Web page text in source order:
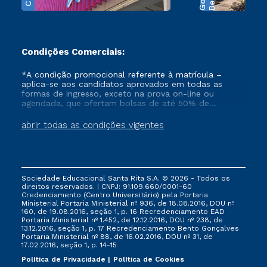
Condições Comerciais:
abrir todas as condições vigentes
*A condição promocional referente à matrícula –
aplica-se aos candidatos aprovados em todas as
formas de ingresso, exceto na prova on-line ou
agendada, que ofertam bolsas de até 50% de
que ainda não tenham efetivado e/ou não tenham
cancelado ou trancado sua matrícula em uma das
FIES, Prouni e outros programas governamentais, e
não se acumula com nenhuma outra campanha
ofertada pela Instituição.
Sociedade Educacional Santa Rita S.A. © 2026 - Todos os
direitos reservados. | CNPJ: 91.109.660/0001-60
Credenciamento (Centro Universitário) pela Portaria
Ministerial Portaria Ministerial nº 936, de 18.08.2016, DOU nº
160, de 19.08.2016, seção 1, p. 16 Recredenciamento EAD
Portaria Ministerial nº 1.452, de 12.12.2016, DOU nº 238, de
13.12.2016, seção 1, p. 17 Recredenciamento Bento Gonçalves
Portaria Ministerial nº 88, de 16.02.2016, DOU nº 31, de
17.02.2016, seção 1, p. 14-15
Política de Privacidade
Política de Cookies